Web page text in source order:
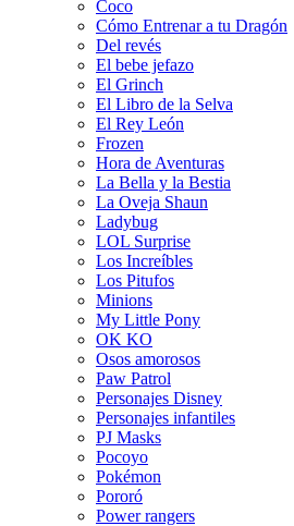
Coco
Cómo Entrenar a tu Dragón
Del revés
El bebe jefazo
El Grinch
El Libro de la Selva
El Rey León
Frozen
Hora de Aventuras
La Bella y la Bestia
La Oveja Shaun
Ladybug
LOL Surprise
Los Increíbles
Los Pitufos
Minions
My Little Pony
OK KO
Osos amorosos
Paw Patrol
Personajes Disney
Personajes infantiles
PJ Masks
Pocoyo
Pokémon
Pororó
Power rangers